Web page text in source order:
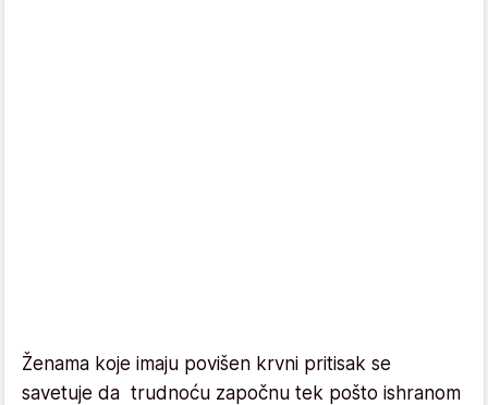
Ženama koje imaju povišen krvni pritisak se
savetuje da trudnoću započnu tek pošto ishranom